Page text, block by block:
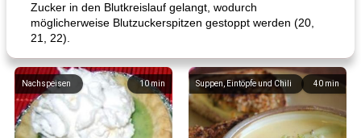
Zucker in den Blutkreislauf gelangt, wodurch
möglicherweise Blutzuckerspitzen gestoppt werden (20,
21, 22).
10min
Nachspeisen 40 min
Suppen, Eintöpfe und Chili